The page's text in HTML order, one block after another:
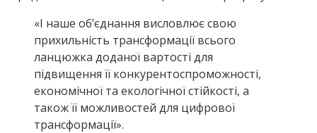
«І наше об’єднання висловлює свою
прихильність трансформації всього
ланцюжка доданої вартості для
підвищення її конкурентоспроможності,
економічної та екологічної стійкості, а
також її можливостей для цифрової
трансформації».